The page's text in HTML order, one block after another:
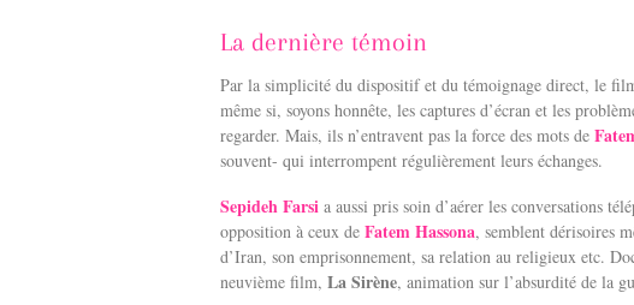
La dernière témoin
Par la simplicité du dispositif et du témoignage direct, le
même si, soyons honnête, les captures d’écran et les
regarder. Mais, ils n’entravent pas la force des mots de
souvent- qui interrompent régulièrement leurs échanges.
Sepideh Farsi a aussi pris soin d’aérer les conversations
opposition à ceux de Fatem Hassona, semblent dérisoires
d’Iran, son emprisonnement, sa relation au religieux etc.
neuvième film, La Sirène, animation sur l’absurdité de la